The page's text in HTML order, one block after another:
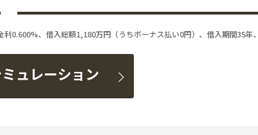
0.600%、借入総額1,180万円（うちボーナス払い0円）、借入期間35
ュレーション